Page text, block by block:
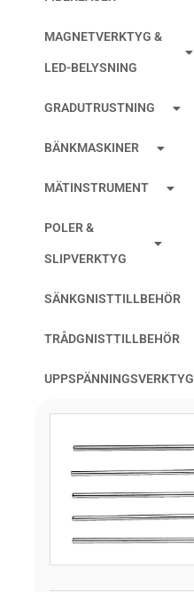
MAGNETVERKTYG &
LED-BELYSNING
GRADUTRUSTNING
BÄNKMASKINER
MÄTINSTRUMENT
POLER &
SLIPVERKTYG
SÄNKGNISTTILLBEHÖR
TRÅDGNISTTILLBEHÖR
UPPSPÄNNINGSVERKTYG